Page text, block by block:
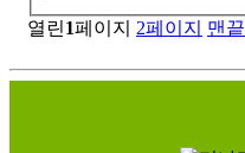
열린1페이지 2페이지 맨끝